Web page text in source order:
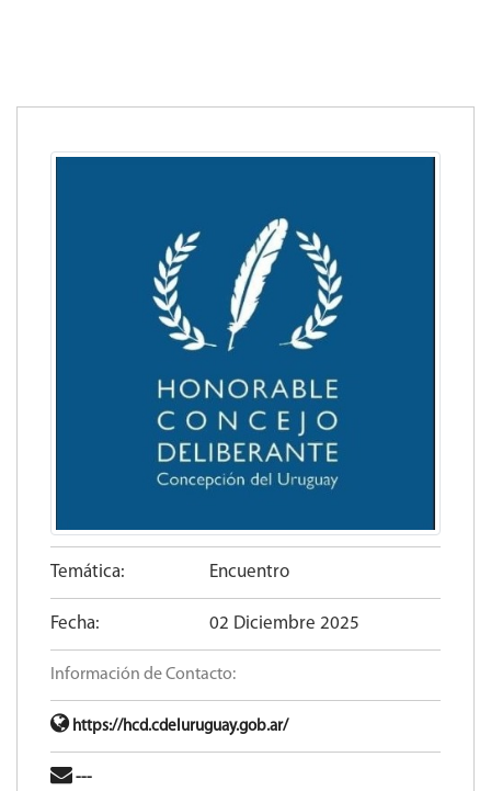
Temática: Encuentro
Fecha: 02 Diciembre 2025
Información de Contacto:
https://hcd.cdeluruguay.gob.ar/
---